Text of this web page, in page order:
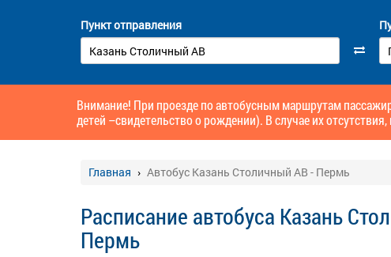
Пункт отправления
Внимание! При проезде по автобусным маршрутам
детей –свидетельство о рождении). В случае их
Главная Автобус Казань Столичный АВ - Пермь
Расписание автобуса Казань
Пермь